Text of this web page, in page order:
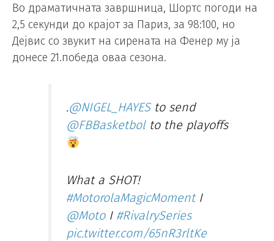
Во драматичната завршница, Шортс погоди на
2,5 секунди до крајот за Париз, за 98:100, но
Дејвис со звукит на сирената на Фенер му ја
донесе 21.победа оваа сезона.
.@NIGEL_HAYESto send
@FBBasketbolto the playoffs
What a SHOT!
#MotorolaMagicMomentI
@MotoI #RivalrySeries
pic.twitter.com/65nR3rltKe